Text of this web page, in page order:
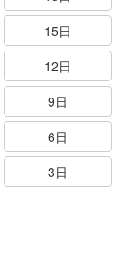
15日
12日
9日
6日
3日